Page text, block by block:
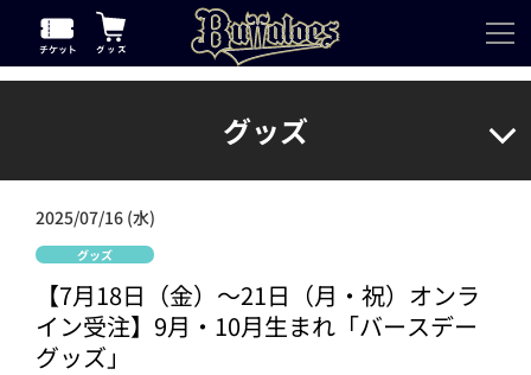
グッズ
2025/07/16 (水)
グッズ
【7月18日（金）～21日（月・祝）オンラ
イン受注】9月・10月生まれ「バースデー
グッズ」